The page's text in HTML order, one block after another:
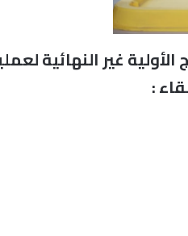
الأولية غير النهائية
: